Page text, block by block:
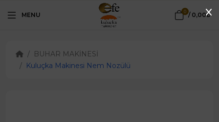
MENU 0 / 0,00₺
BUHAR MAKİNESİ
Kuluçka Makinesi Nem Nozülü